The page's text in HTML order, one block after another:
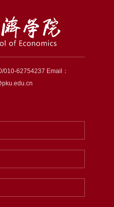
010-62754237 Email：